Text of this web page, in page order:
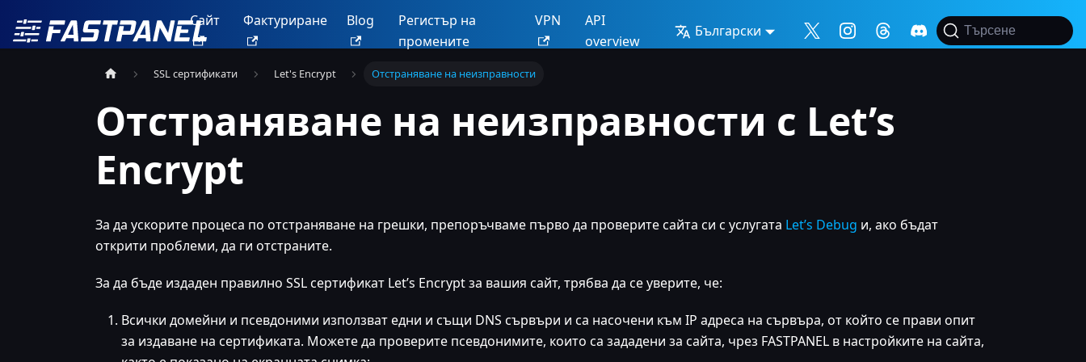
Сайт Фактуриране Blog
Регистър на
промените
VPN
API
overview
Български Търсене
SSL сертификати Let's Encrypt Отстраняване на неизправности
Отстраняване на неизправности с Let’s
Encrypt
За да ускорите процеса по отстраняване на грешки, препоръчваме първо да проверите сайта си с услугата Let’s Debug и, ако бъдат
открити проблеми, да ги отстраните.
За да бъде издаден правилно SSL сертификат Let’s Encrypt за вашия сайт, трябва да се уверите, че:
Всички домейни и псевдоними използват едни и същи DNS сървъри и са насочени към IP адреса на сървъра, от който се прави опит
за издаване на сертификата. Можете да проверите псевдонимите, които са зададени за сайта, чрез FASTPANEL в настройките на сайта,